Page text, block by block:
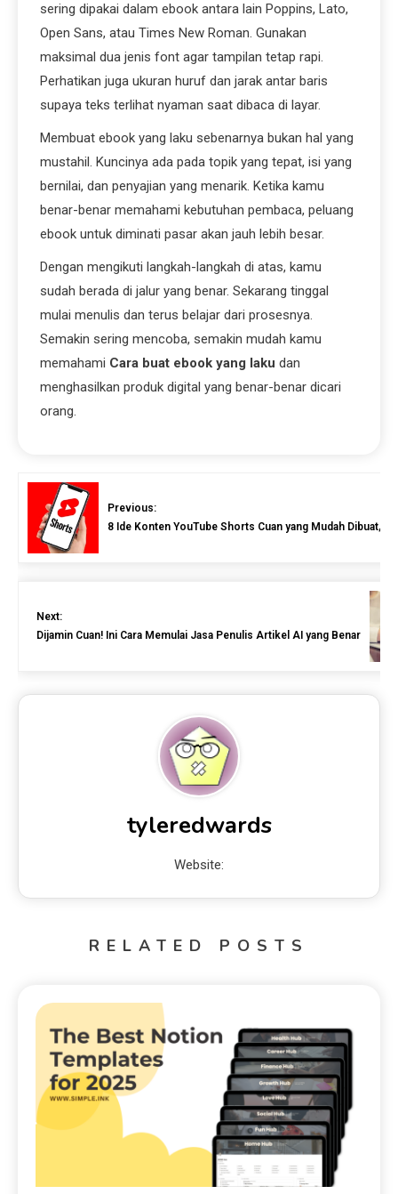
sering dipakai dalam ebook antara lain Poppins, Lato,
Open Sans, atau Times New Roman. Gunakan
maksimal dua jenis font agar tampilan tetap rapi.
Perhatikan juga ukuran huruf dan jarak antar baris
supaya teks terlihat nyaman saat dibaca di layar.
Membuat ebook yang laku sebenarnya bukan hal yang
mustahil. Kuncinya ada pada topik yang tepat, isi yang
bernilai, dan penyajian yang menarik. Ketika kamu
benar-benar memahami kebutuhan pembaca, peluang
ebook untuk diminati pasar akan jauh lebih besar.
Dengan mengikuti langkah-langkah di atas, kamu
sudah berada di jalur yang benar. Sekarang tinggal
mulai menulis dan terus belajar dari prosesnya.
Semakin sering mencoba, semakin mudah kamu
memahami Cara buat ebook yang laku dan
menghasilkan produk digital yang benar-benar dicari
orang.
Previous:
8 Ide Konten YouTube Shorts Cuan yang Mudah Dibuat,
Next:
Dijamin Cuan! Ini Cara Memulai Jasa Penulis Artikel AI yang Benar
tyleredwards
Website:
RELATED POSTS